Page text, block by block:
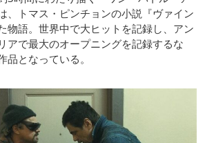
、トマス・ピンチョンの小説『ヴァイン
物語。世界中で大ヒットを記録し、アン
アで最大のオープニングを記録するな
品となっている。